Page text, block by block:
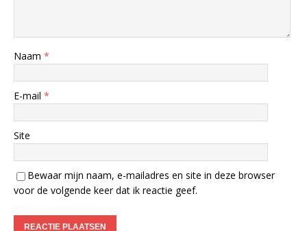
Naam *
E-mail *
Site
Bewaar mijn naam, e-mailadres en site in deze browser
voor de volgende keer dat ik reactie geef.